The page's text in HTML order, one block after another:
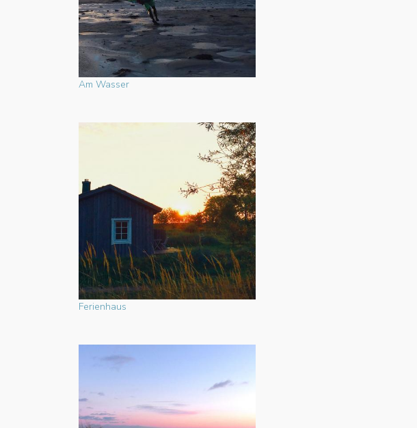
Am Wasser
Ferienhaus